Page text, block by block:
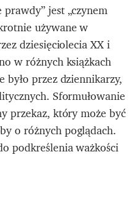
jest „czynem
używane w
dziesięciolecia XX i
w różnych książkach
było przez dziennikarzy,
Sformułowanie
przekaz, który może być
o różnych poglądach.
podkreślenia ważkości